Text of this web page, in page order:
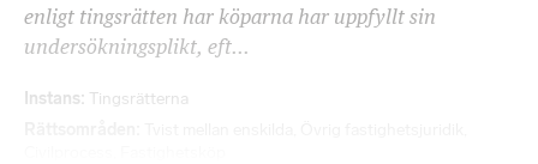
enligt tingsrätten har köparna har uppfyllt sin
undersökningsplikt, eft...
Instans Tingsrätterna